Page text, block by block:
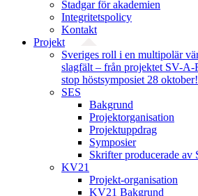
Stadgar för akademien
Integritetspolicy
Kontakt
Projekt
Sveriges roll i en multipolär
slagfält – från projektet SV-
stop höstsymposiet 28 oktober!
SES
Bakgrund
Projekt­organisation
Projektuppdrag
Symposier
Skrifter producerade av
KV21
Projekt-organisation
KV21 Bakgrund